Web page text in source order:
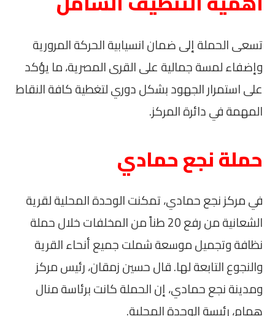
تسعى الحملة إلى ضمان انسيابية الحركة المرورية
وإضفاء لمسة جمالية على القرى المصرية، ما يؤكد
على استمرار الجهود بشكل دوري لتغطية كافة النقاط
المهمة في دائرة المركز.
حملة نجع حمادي
في مركز نجع حمادي، تمكنت الوحدة المحلية لقرية
الشعانية من رفع 20 طناً من المخلفات خلال حملة
نظافة وتجميل موسعة شملت جميع أنحاء القرية
والنجوع التابعة لها. قال حسين زمقان، رئيس مركز
ومدينة نجع حمادي، إن الحملة كانت برئاسة منال
همام، رئيسة الوحدة المحلية.